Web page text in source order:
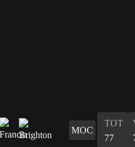
MOC
TOT
77